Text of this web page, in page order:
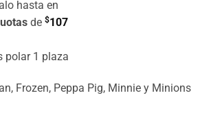
actual
es:
hasta en
de $107
polar 1 plaza
Frozen, Peppa Pig, Minnie y Minions